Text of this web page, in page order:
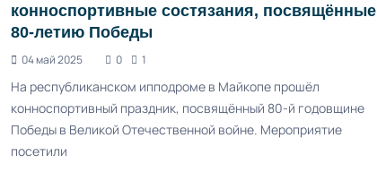
конноспортивные состязания, посвящённые
80-летию Победы
04 май 2025 0 1
На республиканском ипподроме в Майкопе прошёл
конноспортивный праздник, посвящённый 80-й годовщине
Победы в Великой Отечественной войне. Мероприятие
посетили